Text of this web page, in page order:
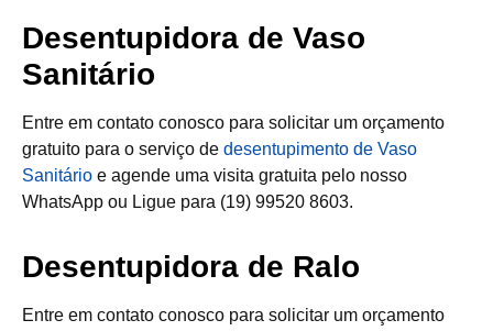
Desentupidora de Vaso
Sanitário
Entre em contato conosco para solicitar um orçamento
gratuito para o serviço de desentupimento de Vaso
Sanitário e agende uma visita gratuita pelo nosso
WhatsApp ou Ligue para (19) 99520 8603.
Desentupidora de Ralo
Entre em contato conosco para solicitar um orçamento